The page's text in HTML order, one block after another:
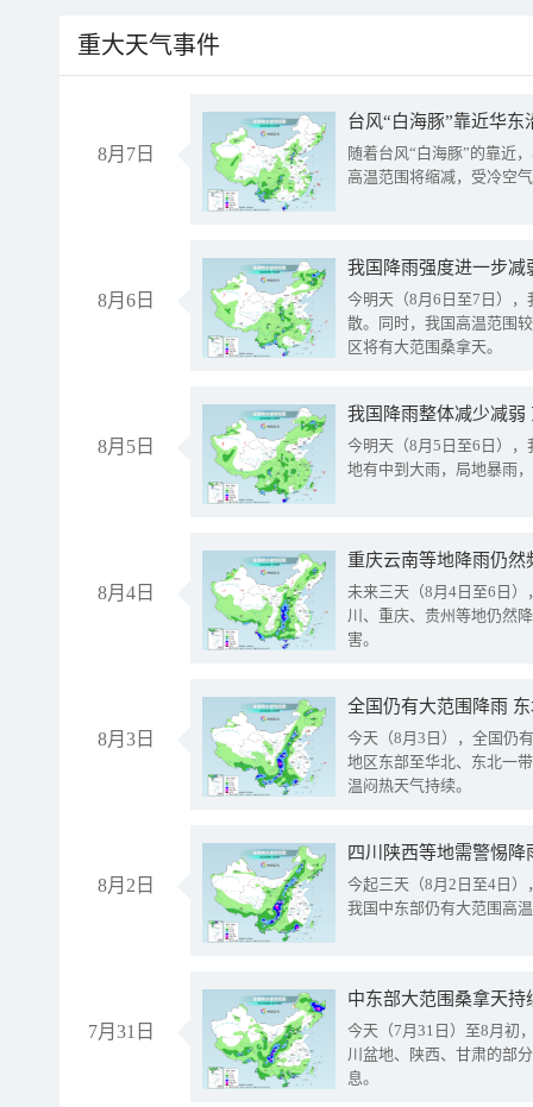
重大天气事件
8月7日
台风“白海豚”靠近华
随着台风“白海豚”的靠近
高温范围将缩减，受冷空
8月6日
今明天（8月6日至7日）
散。同时，我国高温范围
区将有大范围桑拿天。
8月5日
我国降雨整体减少减弱
今明天（8月5日至6日）
地有中到大雨，局地暴雨
8月4日
重庆云南等地降雨仍然
未来三天（8月4日至6日
川、重庆、贵州等地仍然
害。
8月3日
全国仍有大范围降雨
今天（8月3日），全国仍
地区东部至华北、东北一
温闷热天气持续。
8月2日
今起三天（8月2日至4日
我国中东部仍有大范围高
7月31日
中东部大范围桑拿天
今天（7月31日）至8月初
川盆地、陕西、甘肃的部
息。